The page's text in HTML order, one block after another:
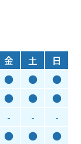
金 土
日
● ●
●
● ●
●
- -
-
● ●
●